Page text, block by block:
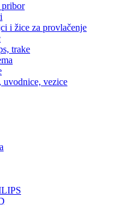
pribor
i žice za provlačenje
trake
uvodnice, vezice